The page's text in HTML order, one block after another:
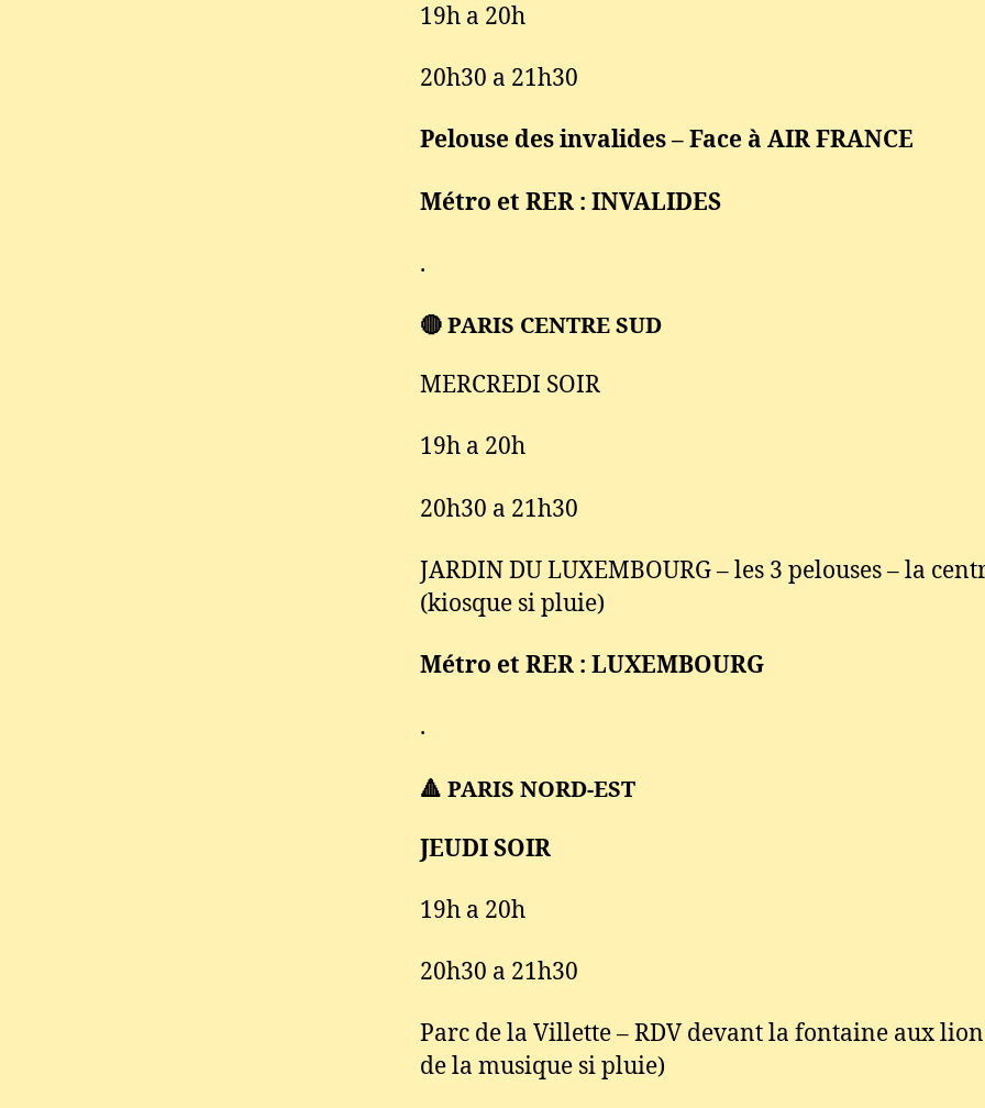
19h a 20h
20h30 a 21h30
Pelouse des invalides – Face à AIR FRANCE
Métro et RER : INVALIDES
.
🔴 PARIS CENTRE SUD
MERCREDI SOIR
19h a 20h
20h30 a 21h30
JARDIN DU LUXEMBOURG – les 3 pelouses – la
(kiosque si pluie)
Métro et RER : LUXEMBOURG
.
🔺 PARIS NORD-EST
JEUDI SOIR
19h a 20h
20h30 a 21h30
Parc de la Villette – RDV devant la fontaine aux
de la musique si pluie)